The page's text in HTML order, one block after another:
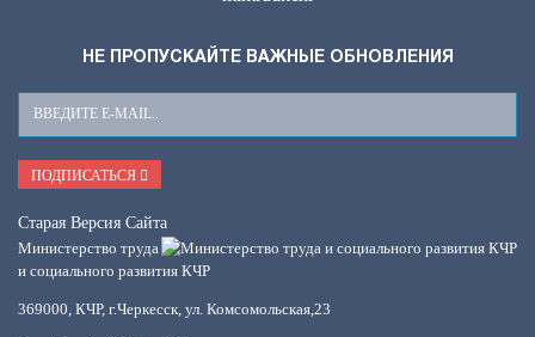
НЕ ПРОПУСКАЙТЕ ВАЖНЫЕ ОБНОВЛЕНИЯ
Ваш
E-
Mail
ПОДПИСАТЬСЯ
Старая Версия Сайта
Министерство труда
и социального развития КЧР
369000, КЧР, г.Черкесск, ул. Комсомольская,23